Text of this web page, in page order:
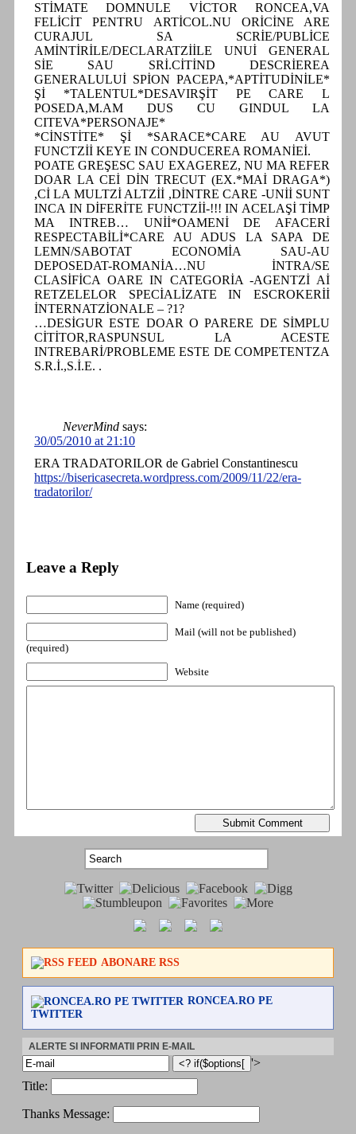
STİMATE DOMNULE VİCTOR RONCEA,VA
FELİCİT PENTRU ARTİCOL.NU ORİCİNE ARE
CURAJUL SA SCRİE/PUBLİCE
AMİNTİRİLE/DECLARATZİİLE UNUİ GENERAL
SİE SAU SRİ.CİTİND DESCRİEREA
GENERALULUİ SPİON PACEPA,*APTİTUDİNİLE*
Şİ *TALENTUL*DESAVIRŞİT PE CARE L
POSEDA,M.AM DUS CU GINDUL LA
CITEVA*PERSONAJE*
*CİNSTİTE* Şİ *SARACE*CARE AU AVUT
FUNCTZİİ KEYE IN CONDUCEREA ROMANİEİ.
POATE GREŞESC SAU EXAGEREZ, NU MA REFER
DOAR LA CEİ DİN TRECUT (EX.*MAİ DRAGA*)
,Cİ LA MULTZİ ALTZİİ ,DİNTRE CARE -UNİİ SUNT
INCA IN DİFERİTE FUNCTZİİ-!!! IN ACELAŞİ TİMP
MA INTREB… UNİİ*OAMENİ DE AFACERİ
RESPECTABİLİ*CARE AU ADUS LA SAPA DE
LEMN/SABOTAT ECONOMİA SAU-AU
DEPOSEDAT-ROMANİA…NU İNTRA/SE
CLASİFİCA OARE IN CATEGORİA -AGENTZİ Aİ
RETZELELOR SPECİALİZATE IN ESCROKERİİ
İNTERNATZİONALE – ?1?
…DESİGUR ESTE DOAR O PARERE DE SİMPLU
CİTİTOR,RASPUNSUL LA ACESTE
INTREBARİ/PROBLEME ESTE DE COMPETENTZA
S.R.İ.,S.İ.E. .
NeverMind says:
30/05/2010 at 21:10
ERA TRADATORILOR de Gabriel Constantinescu
https://bisericasecreta.wordpress.com/2009/11/22/era-
tradatorilor/
Leave a Reply
Name (required)
Mail (will not be published)
(required)
Website
ABONARE RSS
RONCEA.RO PE
TWITTER
ALERTE SI INFORMATII PRIN E-MAIL
'>
Title:
Thanks Message: